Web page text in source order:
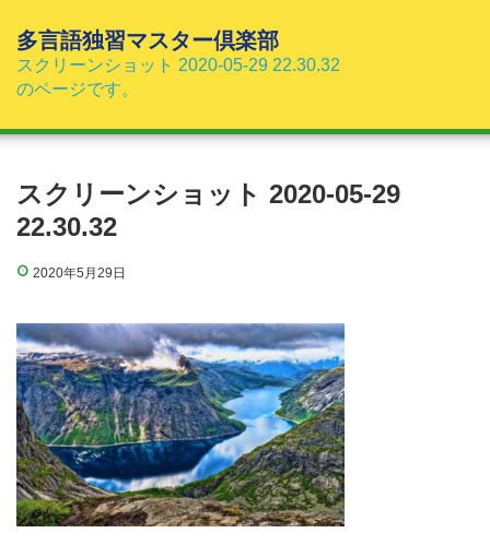
へ
多言語独習マスター倶楽部
スクリーンショット 2020-05-29 22.30.32
のページです。
スクリーンショット 2020-05-29
22.30.32
2020年5月29日